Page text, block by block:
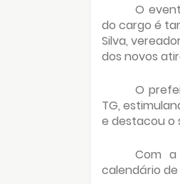
O
do cargo é
Silva,
dos novos
O
TG,
e destacou o
Com
calendário